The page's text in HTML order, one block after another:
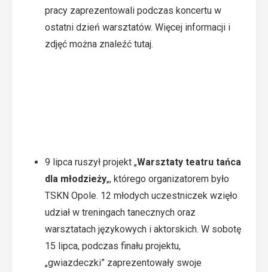
pracy zaprezentowali podczas koncertu w
ostatni dzień warsztatów. Więcej informacji i
zdjęć można znaleźć tutaj.
9 lipca ruszył projekt „Warsztaty teatru tańca
dla młodzieży„, którego organizatorem było
TSKN Opole. 12 młodych uczestniczek wzięło
udział w treningach tanecznych oraz
warsztatach językowych i aktorskich. W sobotę
15 lipca, podczas finału projektu,
„gwiazdeczki” zaprezentowały swoje